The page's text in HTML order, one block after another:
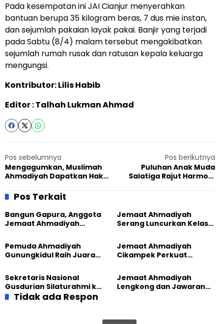
Pada kesempatan ini JAI Cianjur menyerahkan
bantuan berupa 35 kilogram beras, 7 dus mie instan,
dan sejumlah pakaian layak pakai. Banjir yang terjadi
pada Sabtu (8/4) malam tersebut mengakibatkan
sejumlah rumah rusak dan ratusan kepala keluarga
mengungsi.
Kontributor: Lilis Habib
Editor : Talhah Lukman Ahmad
Pos sebelumnya
Mengagumkan, Muslimah
Ahmadiyah Dapatkan Hak
Atas Penelitiannya
Pos berikutnya
Puluhan Anak Muda
Salatiga Rajut Harmoni
Pos Terkait
Bangun Gapura, Anggota
Jemaat Ahmadiyah
Sambut HUT RI ke-81
Jemaat Ahmadiyah
Serang Luncurkan Kelas
Generasi Unggul
Pemuda Ahmadiyah
Gunungkidul Raih Juara
Jemaat Ahmadiyah
Cikampek Perkuat
Lewat Pengajian
Gabungan
Sekretaris Nasional
Gusdurian Silaturahmi ke
Jemaat Ahmadiyah
Singaparna, Perkuat Nilai
Jemaat Ahmadiyah
Lengkong dan Jawaran
Tidak ada Respon